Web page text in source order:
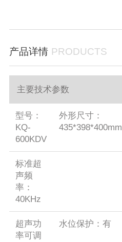
产品详情 PRODUCTS
主要技术参数
型号：
KQ-
600KDV
外形尺寸：
435*398*400mm
标准超
声频
率：
40KHz
超声功
率可调
水位保护：有